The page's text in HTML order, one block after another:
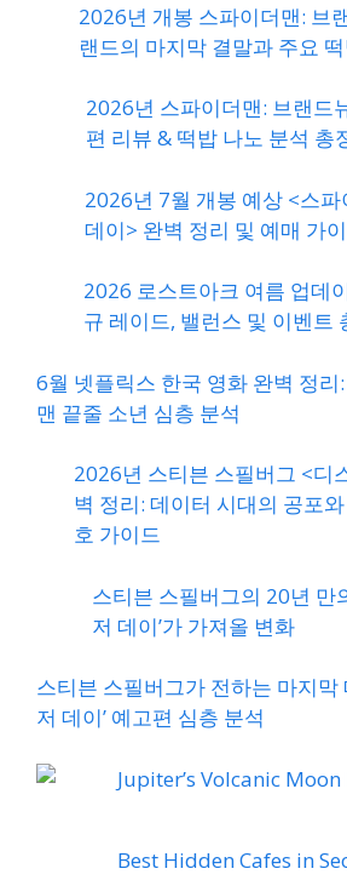
2026년 개봉 스파이더맨: 브
랜드의 마지막 결말과 주요
2026년 스파이더맨: 브랜드
편 리뷰 & 떡밥 나노 분석 총
2026년 7월 개봉 예상 <스
데이> 완벽 정리 및 예매 가
2026 로스트아크 여름 업데
규 레이드, 밸런스 및 이벤트
6월 넷플릭스 한국 영화 완벽 정리
맨 끝줄 소년 심층 분석
2026년 스티븐 스필버그 <디
벽 정리: 데이터 시대의 공포
호 가이드
스티븐 스필버그의 20년 만
저 데이’가 가져올 변화
스티븐 스필버그가 전하는 마지막
저 데이’ 예고편 심층 분석
Jupiter’s Volcanic Moon
Best Hidden Cafes in